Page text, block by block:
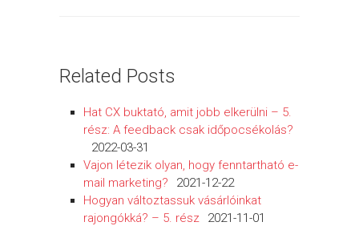
Related Posts
Hat CX buktató, amit jobb elkerülni – 5.
rész: A feedback csak időpocsékolás?
2022-03-31
Vajon létezik olyan, hogy fenntartható e-
mail marketing?
2021-12-22
Hogyan változtassuk vásárlóinkat
rajongókká? – 5. rész
2021-11-01